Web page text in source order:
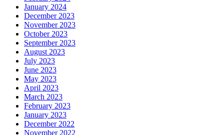
January 2024
December 2023
November 2023
October 2023
September 2023
August 2023
July 2023
June 2023
May 2023
April 2023
March 2023
February 2023
January 2023
December 2022
November 2022